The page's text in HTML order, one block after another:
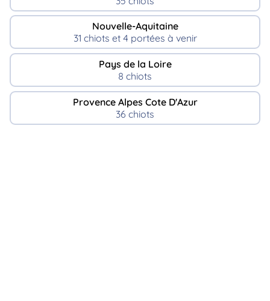
Nouvelle-Aquitaine
31 chiots et 4 portées à venir
Pays de la Loire
8 chiots
Provence Alpes Cote D'Azur
36 chiots